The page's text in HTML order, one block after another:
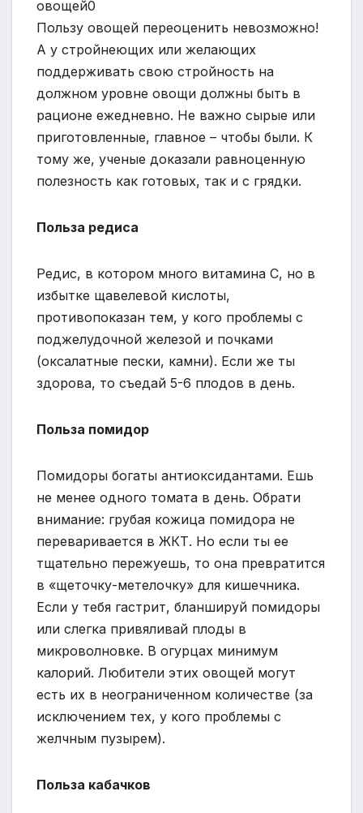
Пользу овощей переоценить невозможно!
А у стройнеющих или желающих
поддерживать свою стройность на
должном уровне овощи должны быть в
рационе ежедневно. Не важно сырые или
приготовленные, главное – чтобы были. К
тому же, ученые доказали равноценную
полезность как готовых, так и с грядки.
Польза редиса
Редис, в котором много витамина С, но в
избытке щавелевой кислоты,
противопоказан тем, у кого проблемы с
поджелудочной железой и почками
(оксалатные пески, камни). Если же ты
здорова, то съедай 5-6 плодов в день.
Польза помидор
Помидоры богаты антиоксидантами. Ешь
не менее одного томата в день. Обрати
внимание: грубая кожица помидора не
переваривается в ЖКТ. Но если ты ее
тщательно пережуешь, то она превратится
в «щеточку-метелочку» для кишечника.
Если у тебя гастрит, бланшируй помидоры
или слегка привяливай плоды в
микроволновке. В огурцах минимум
калорий. Любители этих овощей могут
есть их в неограниченном количестве (за
исключением тех, у кого проблемы с
желчным пузырем).
Польза кабачков